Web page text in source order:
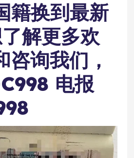
籍换到最新
解更多欢
咨询我们，
电报